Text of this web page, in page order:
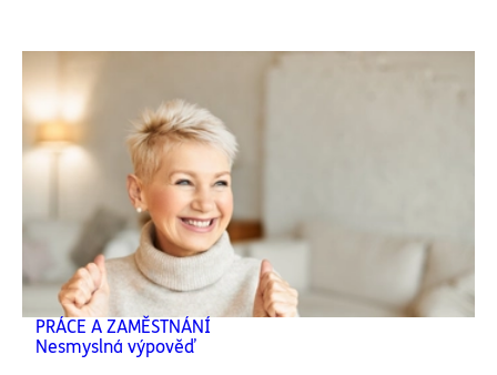
PRÁCE A ZAMĚSTNÁNÍ
Nesmyslná výpověď